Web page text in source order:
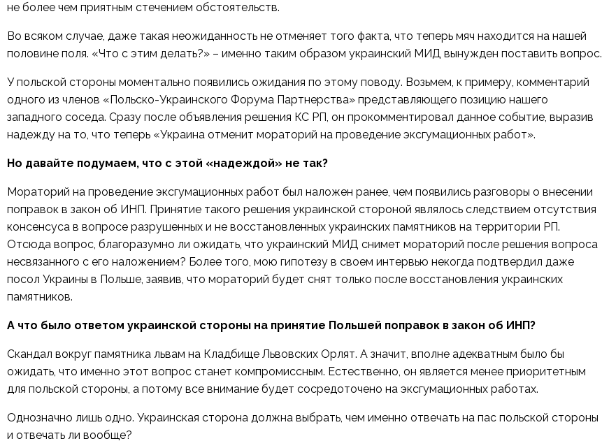
не более чем приятным стечением обстоятельств.
Во всяком случае, даже такая неожиданность не отменяет того факта, что теперь мяч находится на нашей
половине поля. «Что с этим делать?» – именно таким образом украинский МИД вынужден поставить вопрос.
У польской стороны моментально появились ожидания по этому поводу. Возьмем, к примеру, комментарий
одного из членов «Польско-Украинского Форума Партнерства» представляющего позицию нашего
западного соседа. Сразу после объявления решения КС РП, он прокомментировал данное событие, выразив
надежду на то, что теперь «Украина отменит мораторий на проведение эксгумационных работ».
Но давайте подумаем, что с этой «надеждой» не так?
Мораторий на проведение эксгумационных работ был наложен ранее, чем появились разговоры о внесении
поправок в закон об ИНП. Принятие такого решения украинской стороной являлось следствием отсутствия
консенсуса в вопросе разрушенных и не восстановленных украинских памятников на территории РП.
Отсюда вопрос, благоразумно ли ожидать, что украинский МИД снимет мораторий после решения вопроса
несвязанного с его наложением? Более того, мою гипотезу в своем интервью некогда подтвердил даже
посол Украины в Польше, заявив, что мораторий будет снят только после восстановления украинских
памятников.
А что было ответом украинской стороны на принятие Польшей поправок в закон об ИНП?
Скандал вокруг памятника львам на Кладбище Львовских Орлят. А значит, вполне адекватным было бы
ожидать, что именно этот вопрос станет компромиссным. Естественно, он является менее приоритетным
для польской стороны, а потому все внимание будет сосредоточено на эксгумационных работах.
Однозначно лишь одно. Украинская сторона должна выбрать, чем именно отвечать на пас польской стороны
и отвечать ли вообще?